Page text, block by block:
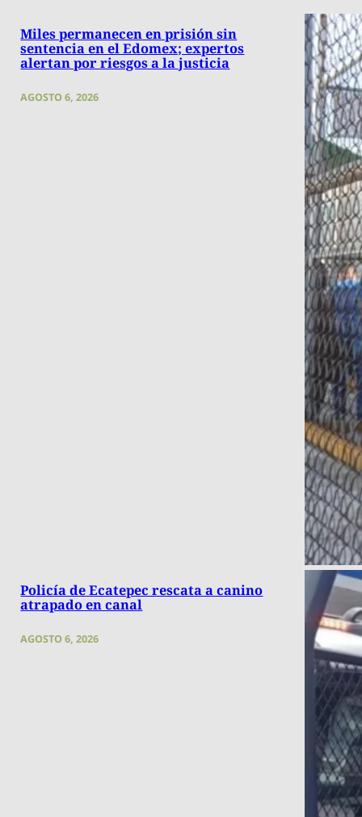
Miles permanecen en prisión sin
sentencia en el Edomex; expertos
alertan por riesgos a la justicia
AGOSTO 6, 2026
Policía de Ecatepec rescata a canino
atrapado en canal
AGOSTO 6, 2026